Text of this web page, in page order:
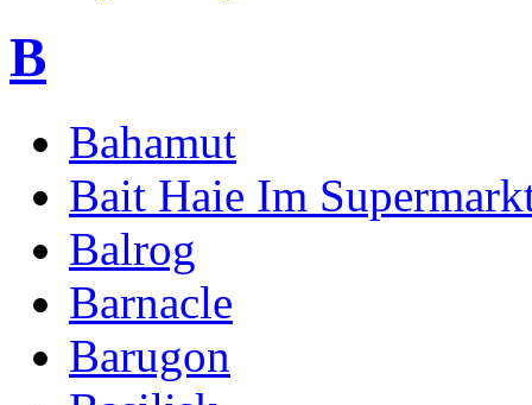
B
Bahamut
Bait Haie Im
Balrog
Barnacle
Barugon